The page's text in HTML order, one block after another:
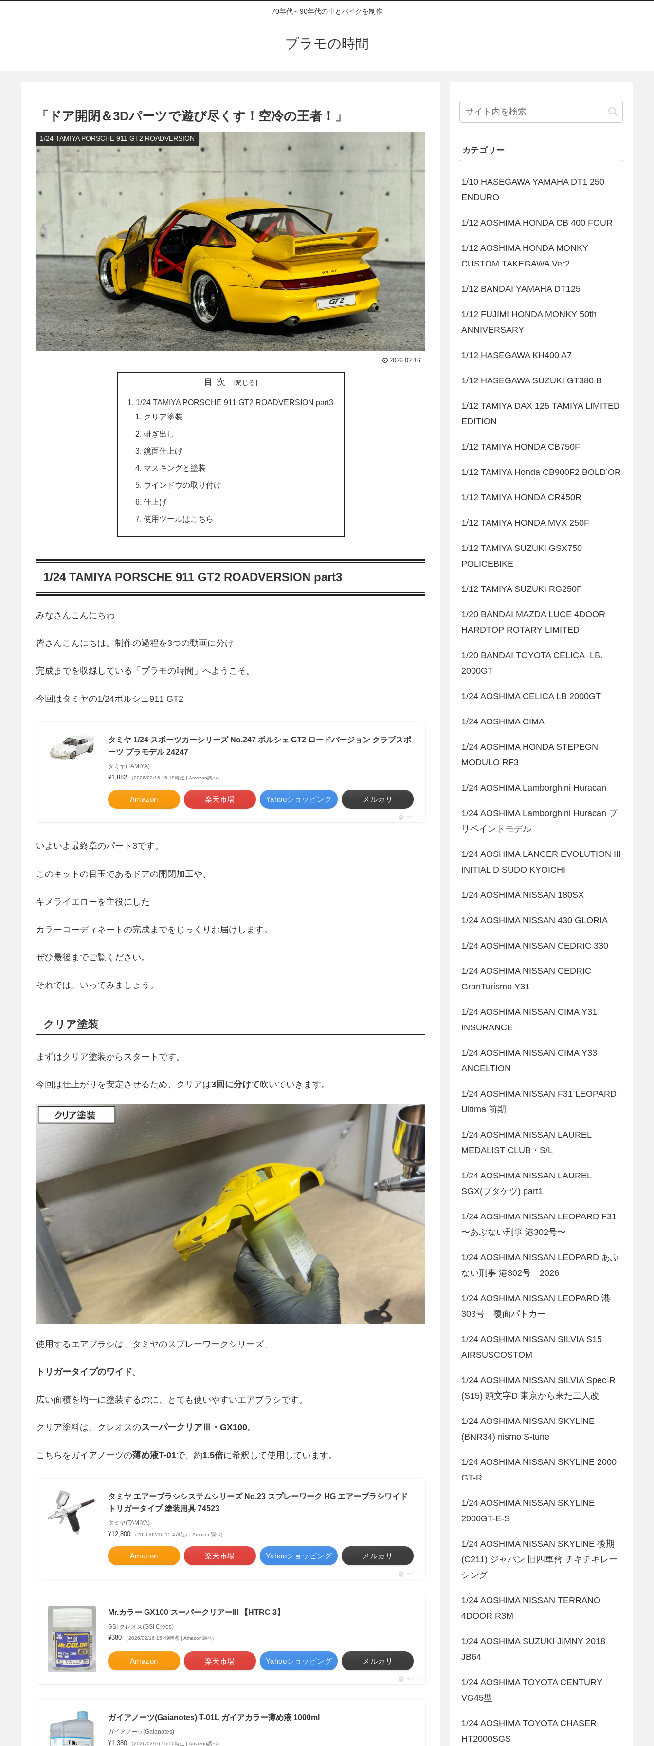
70年代～90年代の車とバイクを制作
プラモの時間
「ドア開閉＆3Dパーツで遊び尽くす！空冷の王者！」
1/24 TAMIYA PORSCHE 911 GT2 ROADVERSION
2026.02.16
目次
1/24 TAMIYA PORSCHE 911 GT2 ROADVERSION part3
クリア塗装
研ぎ出し
鏡面仕上げ
マスキングと塗装
ウインドウの取り付け
仕上げ
使用ツールはこちら
1/24 TAMIYA PORSCHE 911 GT2 ROADVERSION part3
みなさんこんにちわ
皆さんこんにちは。制作の過程を3つの動画に分け
完成までを収録している「プラモの時間」へようこそ。
今回はタミヤの1/24ポルシェ911 GT2
タミヤ 1/24 スポーツカーシリーズ No.247 ポルシェ GT2 ロードバージョン クラブスポ
ーツ プラモデル 24247
タミヤ(TAMIYA)
¥1,982 （2026/02/16 15:18時点 | Amazon調べ）
Amazon 楽天市場 Yahooショッピング メルカリ
ポチップ
いよいよ最終章のパート3です。
このキットの目玉であるドアの開閉加工や、
キメライエローを主役にした
カラーコーディネートの完成までをじっくりお届けします。
ぜひ最後までご覧ください。
それでは、いってみましょう。
クリア塗装
まずはクリア塗装からスタートです。
今回は仕上がりを安定させるため、クリアは3回に分けて吹いていきます。
使用するエアブラシは、タミヤのスプレーワークシリーズ、
トリガータイプのワイド。
広い面積を均一に塗装するのに、とても使いやすいエアブラシです。
クリア塗料は、クレオスのスーパークリア ・ GX100。
こちらをガイアノーツの薄め液T-01で、約1.5倍に希釈して使用しています。
タミヤ エアーブラシシステムシリーズ No.23 スプレーワーク HG エアーブラシワイド
トリガータイプ 塗装用具 74523
タミヤ(TAMIYA)
¥12,800 （2026/02/16 15:47時点 | Amazon調べ）
Amazon 楽天市場 Yahooショッピング メルカリ
ポチップ
Mr.カラー GX100 スーパークリアーIII 【HTRC 3】
GSI クレオス(GSI Creos)
¥380 （2026/02/16 15:49時点 | Amazon調べ）
Amazon 楽天市場 Yahooショッピング メルカリ
ポチップ
ガイアノーツ(Gaianotes) T-01L ガイアカラー薄め液 1000ml
ガイアノーツ(Gaianotes)
¥1,380 （2026/02/16 15:50時点 | Amazon調べ）
カテゴリー
1/10 HASEGAWA YAMAHA DT1 250
ENDURO
1/12 AOSHIMA HONDA CB 400 FOUR
1/12 AOSHIMA HONDA MONKY
CUSTOM TAKEGAWA Ver2
1/12 BANDAI YAMAHA DT125
1/12 FUJIMI HONDA MONKY 50th
ANNIVERSARY
1/12 HASEGAWA KH400 A7
1/12 HASEGAWA SUZUKI GT380 B
1/12 TAMIYA DAX 125 TAMIYA LIMITED
EDITION
1/12 TAMIYA HONDA CB750F
1/12 TAMIYA Honda CB900F2 BOLD’OR
1/12 TAMIYA HONDA CR450R
1/12 TAMIYA HONDA MVX 250F
1/12 TAMIYA SUZUKI GSX750
POLICEBIKE
1/12 TAMIYA SUZUKI RG250Γ
1/20 BANDAI MAZDA LUCE 4DOOR
HARDTOP ROTARY LIMITED
1/20 BANDAI TOYOTA CELICA LB.
2000GT
1/24 AOSHIMA CELICA LB 2000GT
1/24 AOSHIMA CIMA
1/24 AOSHIMA HONDA STEPEGN
MODULO RF3
1/24 AOSHIMA Lamborghini Huracan
1/24 AOSHIMA Lamborghini Huracan プ
リペイントモデル
1/24 AOSHIMA LANCER EVOLUTION III
INITIAL D SUDO KYOICHI
1/24 AOSHIMA NISSAN 180SX
1/24 AOSHIMA NISSAN 430 GLORIA
1/24 AOSHIMA NISSAN CEDRIC 330
1/24 AOSHIMA NISSAN CEDRIC
GranTurismo Y31
1/24 AOSHIMA NISSAN CIMA Y31
INSURANCE
1/24 AOSHIMA NISSAN CIMA Y33
ANCELTION
1/24 AOSHIMA NISSAN F31 LEOPARD
Ultima 前期
1/24 AOSHIMA NISSAN LAUREL
MEDALIST CLUB・S/L
1/24 AOSHIMA NISSAN LAUREL
SGX(ブタケツ) part1
1/24 AOSHIMA NISSAN LEOPARD F31
〜あぶない刑事 港302号〜
1/24 AOSHIMA NISSAN LEOPARD あぶ
ない刑事 港302号 2026
1/24 AOSHIMA NISSAN LEOPARD 港
303号 覆面パトカー
1/24 AOSHIMA NISSAN SILVIA S15
AIRSUSCOSTOM
1/24 AOSHIMA NISSAN SILVIA Spec-R
(S15) 頭文字D 東京から来た二人改
1/24 AOSHIMA NISSAN SKYLINE
(BNR34) nismo S-tune
1/24 AOSHIMA NISSAN SKYLINE 2000
GT-R
1/24 AOSHIMA NISSAN SKYLINE
2000GT-E-S
1/24 AOSHIMA NISSAN SKYLINE 後期
(C211) ジャパン 旧四車會 チキチキレー
シング
1/24 AOSHIMA NISSAN TERRANO
4DOOR R3M
1/24 AOSHIMA SUZUKI JIMNY 2018
JB64
1/24 AOSHIMA TOYOTA CENTURY
VG45型
1/24 AOSHIMA TOYOTA CHASER
HT2000SGS